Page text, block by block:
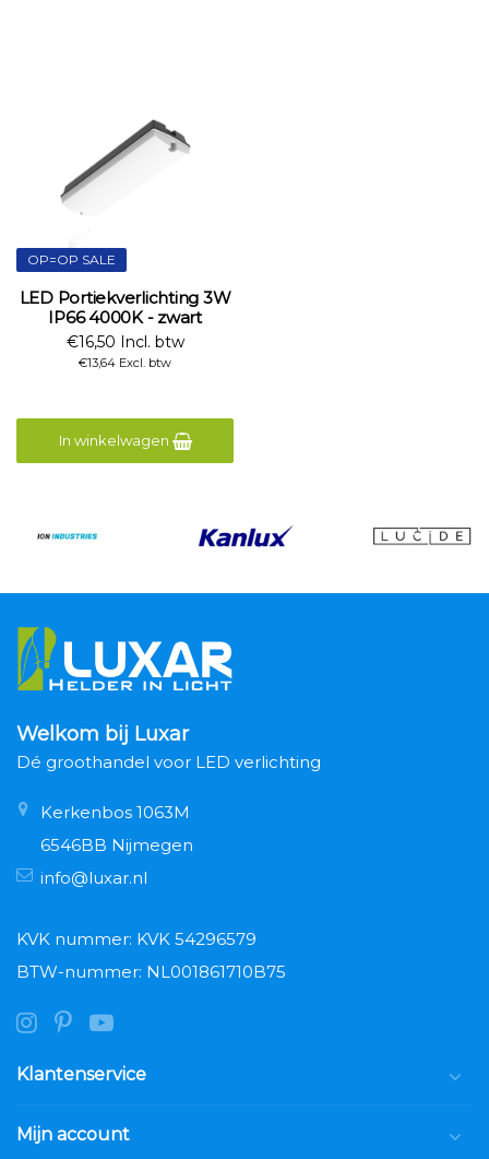
OP=OP SALE
LED Portiekverlichting 3W
IP66 4000K - zwart
€16,50 Incl. btw
€13,64 Excl. btw
In winkelwagen
Welkom bij Luxar
Dé groothandel voor LED verlichting
Kerkenbos 1063M
6546BB Nijmegen
info@luxar.nl
KVK nummer: KVK 54296579
BTW-nummer: NL001861710B75
Klantenservice
Mijn account